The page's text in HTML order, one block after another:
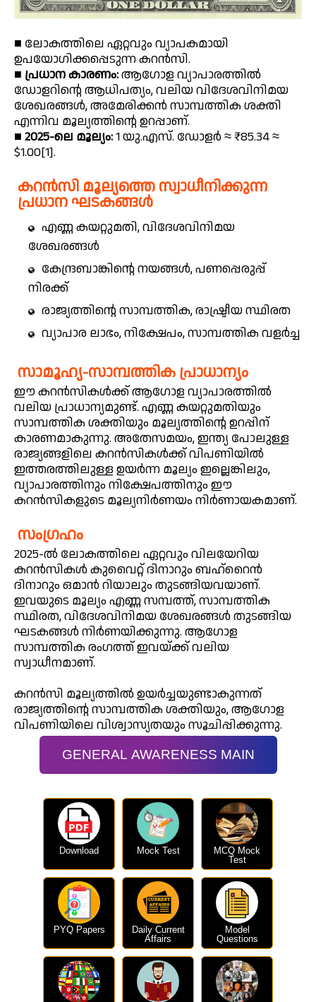
■ ലോകത്തിലെ ഏറ്റവും വ്യാപകമായി
ഉപയോഗിക്കപ്പെടുന്ന കറൻസി.
■ പ്രധാന കാരണം:ആഗോള വ്യാപാരത്തിൽ
ഡോളറിന്റെ ആധിപത്യം, വലിയ വിദേശവിനിമയ
ശേഖരങ്ങൾ, അമേരിക്കൻ സാമ്പത്തിക ശക്തി
എന്നിവ മൂല്യത്തിൻ്റെ ഉറപ്പാണ്.
■ 2025-ലെ മൂല്യം:1 യു.എസ്. ഡോളർ ≈ ₹85.34 ≈
$1.00[1].
കറൻസി മൂല്യത്തെ സ്വാധീനിക്കുന്ന
പ്രധാന ഘടകങ്ങൾ
എണ്ണ കയറ്റുമതി, വിദേശവിനിമയ
ശേഖരങ്ങൾ
കേന്ദ്രബാങ്കിന്റെ നയങ്ങൾ, പണപ്പെരുപ്പ്
നിരക്ക്
രാജ്യത്തിന്റെ സാമ്പത്തിക, രാഷ്ട്രീയ സ്ഥിരത
വ്യാപാര ലാഭം, നിക്ഷേപം, സാമ്പത്തിക വളർച്ച
സാമൂഹ്യ-സാമ്പത്തിക പ്രാധാന്യം
ഈ കറൻസികൾക്ക് ആഗോള വ്യാപാരത്തിൽ
വലിയ പ്രാധാന്യമുണ്ട്. എണ്ണ കയറ്റുമതിയും
സാമ്പത്തിക ശക്തിയും മൂല്യത്തിൻ്റെ ഉറപ്പിന്
കാരണമാകുന്നു. അതേസമയം, ഇന്ത്യ പോലുള്ള
രാജ്യങ്ങളിലെ കറൻസികൾക്ക് വിപണിയിൽ
ഇത്തരത്തിലുള്ള ഉയർന്ന മൂല്യം ഇല്ലെങ്കിലും,
വ്യാപാരത്തിനും നിക്ഷേപത്തിനും ഈ
കറൻസികളുടെ മൂല്യനിർണയം നിർണായകമാണ്.
സംഗ്രഹം
2025-ൽ ലോകത്തിലെ ഏറ്റവും വിലയേറിയ
കറൻസികൾ കുവൈറ്റ് ദിനാറും ബഹ്‌റൈൻ
ദിനാറും ഒമാൻ റിയാലും തുടങ്ങിയവയാണ്.
ഇവയുടെ മൂല്യം എണ്ണ സമ്പത്ത്, സാമ്പത്തിക
സ്ഥിരത, വിദേശവിനിമയ ശേഖരങ്ങൾ തുടങ്ങിയ
ഘടകങ്ങൾ നിർണയിക്കുന്നു. ആഗോള
സാമ്പത്തിക രംഗത്ത് ഇവയ്ക്ക് വലിയ
സ്വാധീനമാണ്.
കറൻസി മൂല്യത്തിൽ ഉയർച്ചയുണ്ടാകുന്നത്
രാജ്യത്തിന്റെ സാമ്പത്തിക ശക്തിയും, ആഗോള
വിപണിയിലെ വിശ്വാസ്യതയും സൂചിപ്പിക്കുന്നു.
GENERAL AWARENESS MAIN
Download Mock Test
MCQ Mock
Test
PYQ Papers
Daily Current
Affairs
Model
Questions